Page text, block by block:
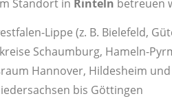
Standort in Rinteln betreuen
Lippe (z. B. Bielefeld,
Schaumburg, Hameln-
Hannover, Hildesheim
bis Göttingen